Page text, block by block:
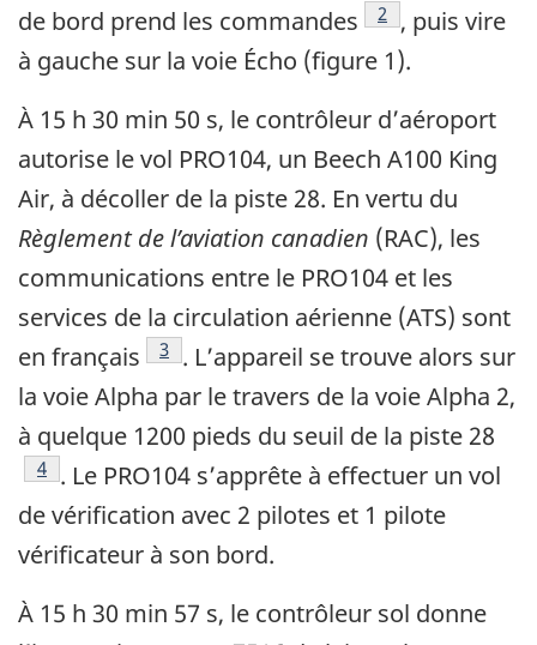
de bord prend les commandes
Note de bas de
2 , puis vire
à gauche sur la voie Écho (figure 1).
À 15 h 30 min 50 s, le contrôleur d’aéroport
autorise le vol PRO104, un Beech A100 King
Air, à décoller de la piste 28. En vertu du
Règlement de l’aviation canadien (RAC), les
communications entre le PRO104 et les
services de la circulation aérienne (ATS) sont
en français
Note de bas de page
3 . L’appareil se trouve alors sur
la voie Alpha par le travers de la voie Alpha 2,
à quelque 1200 pieds du seuil de la piste 28
Note de bas de page
4 . Le PRO104 s’apprête à effectuer un vol
de vérification avec 2 pilotes et 1 pilote
vérificateur à son bord.
À 15 h 30 min 57 s, le contrôleur sol donne